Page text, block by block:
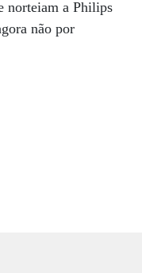
norteiam a Philips
não por